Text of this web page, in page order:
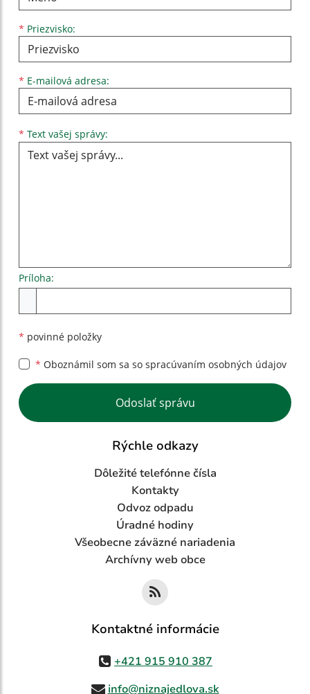
* Priezvisko:
* E-mailová adresa:
* Text vašej správy:
Príloha:
* povinné položky
* Oboznámil som sa so spracúvaním osobných údajov
Google reCaptcha Response
Odoslať správu
Rýchle odkazy
Dôležité telefónne čísla
Kontakty
Odvoz odpadu
Úradné hodiny
Všeobecne záväzné nariadenia
Archívny web obce
Kontaktné informácie
+421 915 910 387
info@niznajedlova.sk